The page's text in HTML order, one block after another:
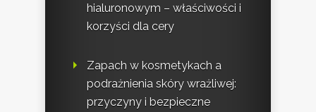
hialuronowym – właściwości i
korzyści dla cery
Zapach w kosmetykach a
podrażnienia skóry wrażliwej:
przyczyny i bezpieczne